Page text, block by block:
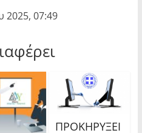
2025, 07:49
ΠΡΟΚΗΡΥΞΕΙ